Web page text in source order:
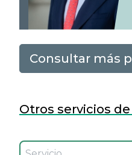
Consultar más
Otros servicios
Seleccionar el servicio